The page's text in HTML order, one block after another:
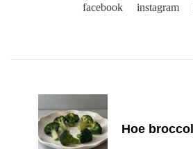
facebook instagram
Navigation
Hoe